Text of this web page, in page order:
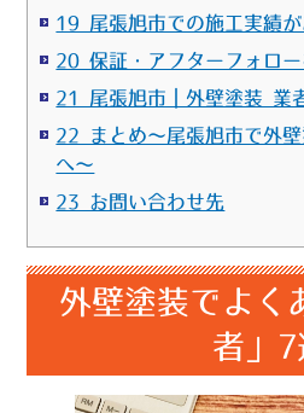
19 尾張旭市での施工実績が
20 保証・アフターフォロー
21 尾張旭市｜外壁塗装 業
22 まとめ～尾張旭市で外
へ～
23 お問い合わせ先
外壁塗装でよく
者」 7